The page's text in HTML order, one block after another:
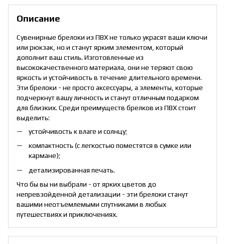
Описание
Сувенирные брелоки из ПВХ не только украсят ваши ключи
или рюкзак, но и станут ярким элементом, который
дополнит ваш стиль. Изготовленные из
высококачественного материала, они не теряют свою
яркость и устойчивость в течение длительного времени.
Эти брелоки - не просто аксессуары, а элементы, которые
подчеркнут вашу личность и станут отличным подарком
для близких. Среди преимуществ брелков из ПВХ стоит
выделить:
устойчивость к влаге и солнцу;
компактность (с легкостью поместятся в сумке или
кармане);
детализированная печать.
Что бы вы ни выбрали - от ярких цветов до
непревзойденной детализации - эти брелоки станут
вашими неотъемлемыми спутниками в любых
путешествиях и приключениях.